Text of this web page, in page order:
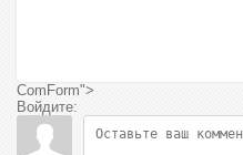
ComForm">
Войдите: